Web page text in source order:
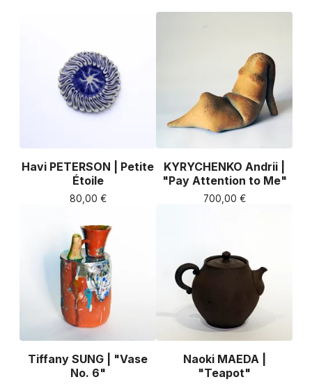
Havi PETERSON | Petite
Étoile
80,00 €
KYRYCHENKO Andrii |
"Pay Attention to Me"
700,00 €
Tiffany SUNG | "Vase
No. 6"
Naoki MAEDA |
"Teapot"